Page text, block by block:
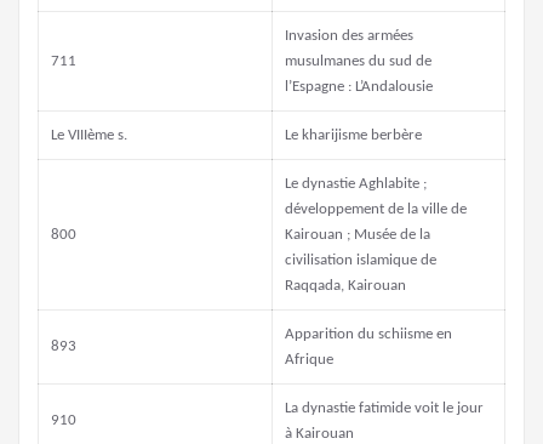
711
Invasion des armées
musulmanes du sud de
l’Espagne : L’Andalousie
Le VIIIème s. Le kharijisme berbère
800
Le dynastie Aghlabite ;
développement de la ville de
Kairouan ; Musée de la
civilisation islamique de
Raqqada, Kairouan
893
Apparition du schiisme en
Afrique
910
La dynastie fatimide voit le jour
à Kairouan